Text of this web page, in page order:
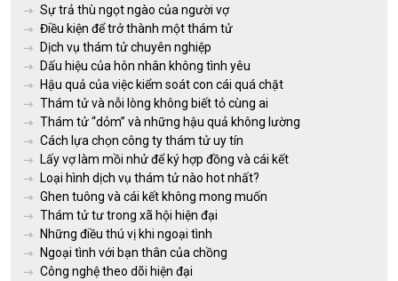
Sự trả thù ngọt ngào của người vợ
Điều kiện để trở thành một thám tử
Dịch vụ thám tử chuyên nghiệp
Dấu hiệu của hôn nhân không tình yêu
Hậu quả của việc kiểm soát con cái quá chặt
Thám tử và nỗi lòng không biết tỏ cùng ai
Thám tử “dỏm” và những hậu quả không lường
Cách lựa chọn công ty thám tử uy tín
Lấy vợ làm mồi nhử để ký hợp đồng và cái kết
Loại hình dịch vụ thám tử nào hot nhất?
Ghen tuông và cái kết không mong muốn
Thám tử tư trong xã hội hiện đại
Những điều thú vị khi ngoại tình
Ngoại tình với bạn thân của chồng
Công nghệ theo dõi hiện đại